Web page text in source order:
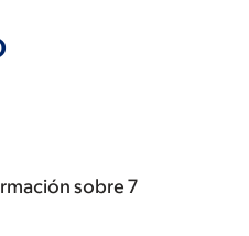
sobre 7